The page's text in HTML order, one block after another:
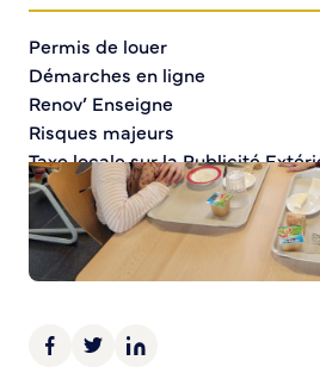
Permis de louer
Démarches en ligne
Renov’ Enseigne
Risques majeurs
Taxe locale sur la Publicité
Éclairage public
Plan Local d’Urbanisme (PLU)
Demande d’Occupation du
Sécurité tranquillité
Police municipale